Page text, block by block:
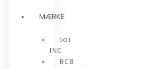
MÆRKE
101
INC
BCB